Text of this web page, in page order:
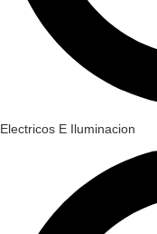
Electricos E Iluminacion